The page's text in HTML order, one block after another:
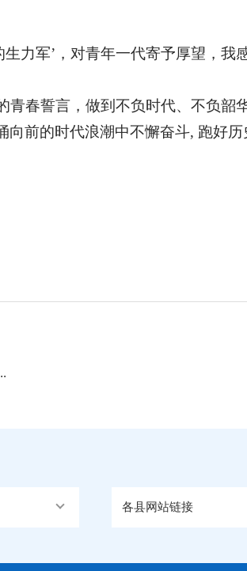
力军’，对青年一代寄予厚望，我
春誓言，做到不负时代、不负韶
前的时代浪潮中不懈奋斗, 跑好
各县网站链接